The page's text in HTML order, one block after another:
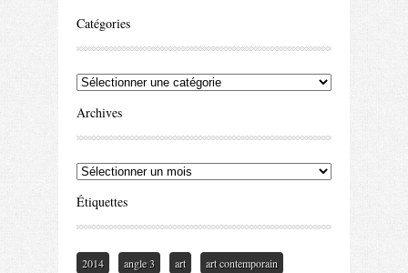
Catégories
Catégories
Archives
Archives
Étiquettes
2014 angle 3 art art contemporain